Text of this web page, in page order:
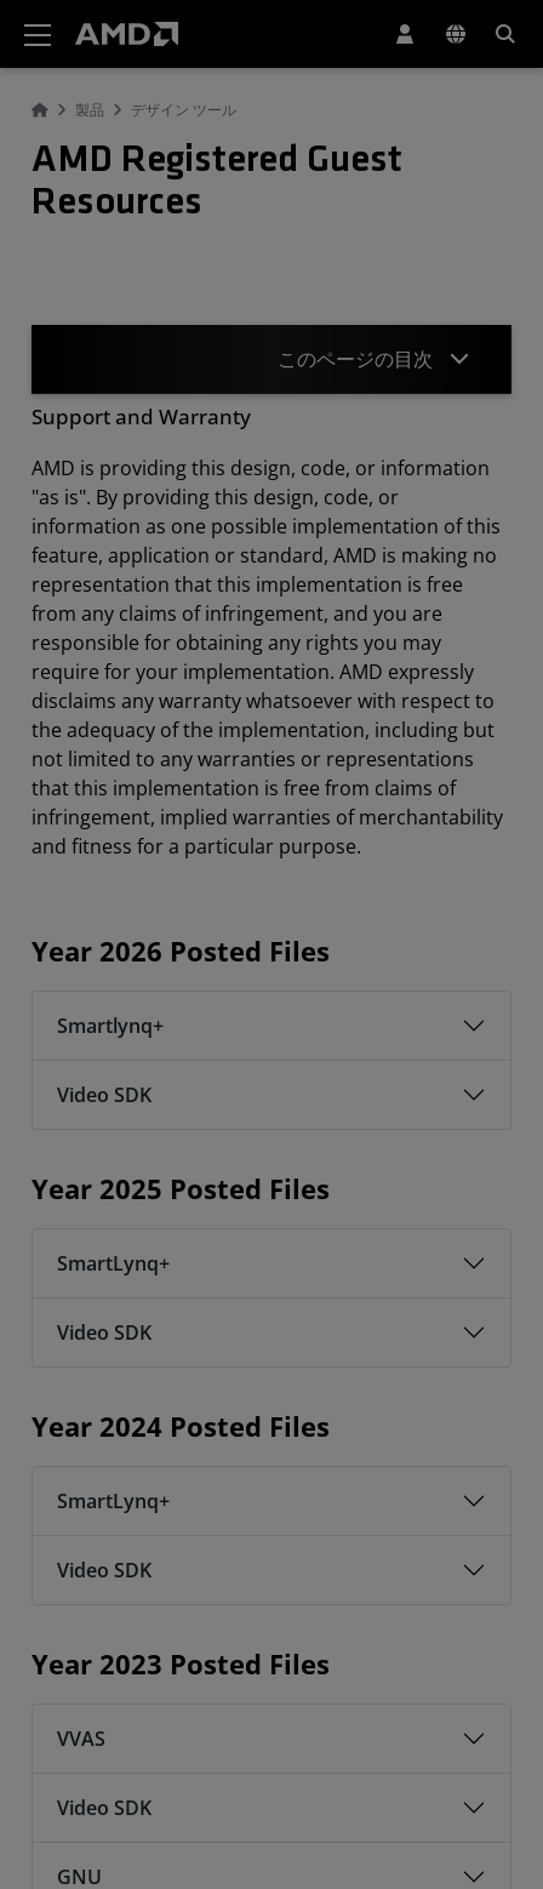
製品 デザイン ツール
AMD Registered Guest
Resources
このページの目次
Year 2026 Posted Files
Year 2025 Posted Files
Year 2024 Posted Files
Year 2023 Posted Files
Year 2022 Posted Files
Year 2021 Posted Files
Year 2020 Posted Files
Year 2019 and Older Files
Support and Warranty
AMD is providing this design, code, or information
"as is". By providing this design, code, or
information as one possible implementation of this
feature, application or standard, AMD is making no
representation that this implementation is free
from any claims of infringement, and you are
responsible for obtaining any rights you may
require for your implementation. AMD expressly
disclaims any warranty whatsoever with respect to
the adequacy of the implementation, including but
not limited to any warranties or representations
that this implementation is free from claims of
infringement, implied warranties of merchantability
and fitness for a particular purpose.
Year 2026 Posted Files
Smartlynq+
Video SDK
Year 2025 Posted Files
SmartLynq+
Video SDK
Year 2024 Posted Files
SmartLynq+
Video SDK
Year 2023 Posted Files
VVAS
Video SDK
GNU